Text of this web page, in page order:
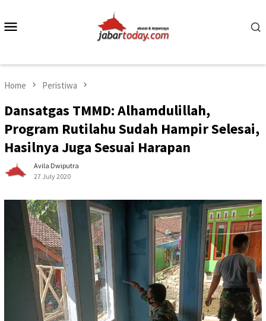
content
Home Peristiwa
Dansatgas TMMD: Alhamdulillah,
Program Rutilahu Sudah Hampir Selesai,
Hasilnya Juga Sesuai Harapan
Avila Dwiputra
27 July 2020